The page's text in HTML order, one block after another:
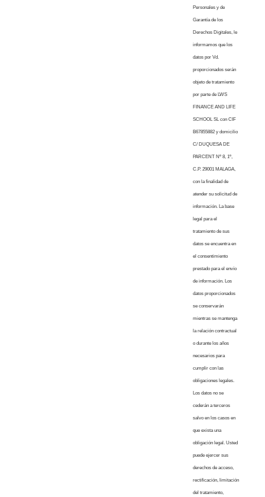
Personales y de
Garantía de los
Derechos Digitales, le
informamos que los
datos por Vd.
proporcionados serán
objeto de tratamiento
por parte de LWS
FINANCE AND LIFE
SCHOOL SL con CIF
B67855882 y domicilio
C/ DUQUESA DE
PARCENT Nº 8, 1º,
C.P. 29001 MALAGA,
con la finalidad de
atender su solicitud de
información. La base
legal para el
tratamiento de sus
datos se encuentra en
el consentimiento
prestado para el envío
de información. Los
datos proporcionados
se conservarán
mientras se mantenga
la relación contractual
o durante los años
necesarios para
cumplir con las
obligaciones legales.
Los datos no se
cederán a terceros
salvo en los casos en
que exista una
obligación legal. Usted
puede ejercer sus
derechos de acceso,
rectificación, limitación
del tratamiento,